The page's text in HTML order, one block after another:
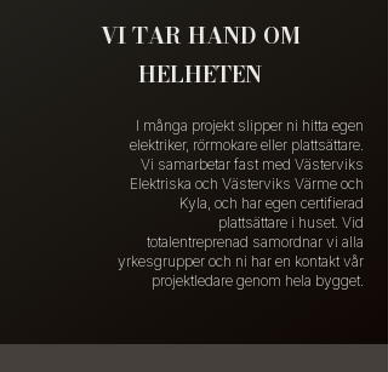
VI TAR HAND OM
HELHETEN
I många projekt slipper ni hitta egen
elektriker, rörmokare eller plattsättare.
Vi samarbetar fast med Västerviks
Elektriska och Västerviks Värme och
Kyla, och har egen certifierad
plattsättare i huset. Vid
totalentreprenad samordnar vi alla
yrkesgrupper och ni har en kontakt vår
projektledare genom hela bygget.